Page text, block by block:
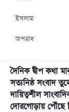
ইসলাম
অপরাধ
দৈনিক দ্বীপ কথা
সত্যনিষ্ঠ সংবাদ
দায়িত্বশীল
দোরগোড়ায় পৌঁছে